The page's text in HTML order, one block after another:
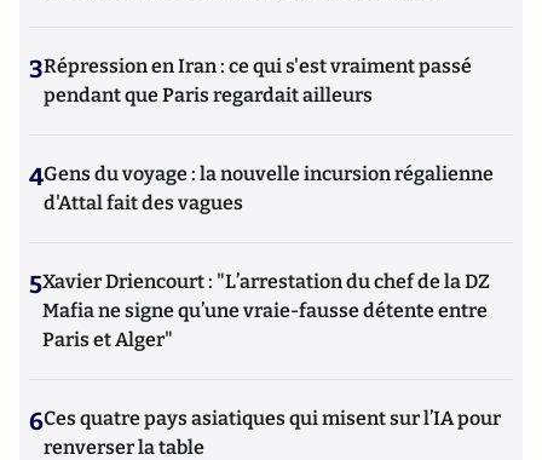
3Répression en Iran : ce qui s'est vraiment passé
pendant que Paris regardait ailleurs
4Gens du voyage : la nouvelle incursion régalienne
d'Attal fait des vagues
5Xavier Driencourt : "L’arrestation du chef de la DZ
Mafia ne signe qu’une vraie-fausse détente entre
Paris et Alger"
6Ces quatre pays asiatiques qui misent sur l’IA pour
renverser la table